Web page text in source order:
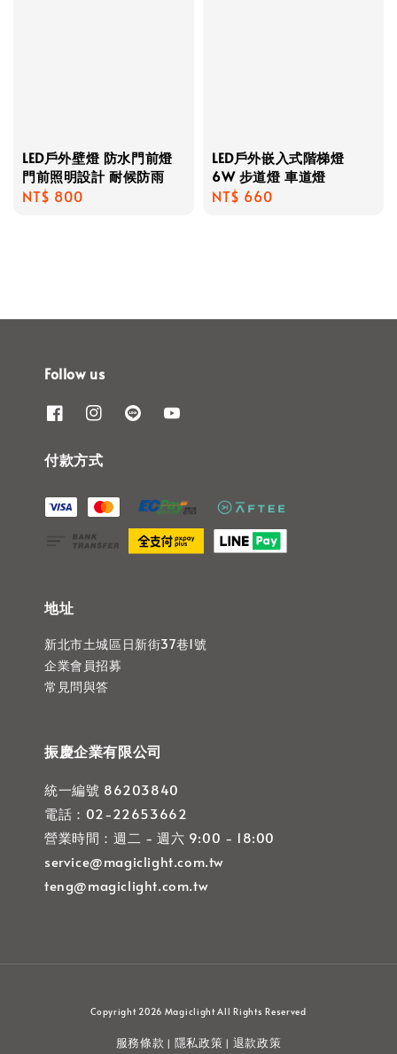
LED戶外壁燈 防水門前燈
門前照明設計 耐候防雨
Regular
NT$ 800
LED戶外嵌入式階梯燈
6W 步道燈 車道燈
Regular
NT$ 660
Follow us
付款方式
地址
新北市土城區日新街37巷1號
企業會員招募
常見問與答
振慶企業有限公司
統一編號 86203840
電話：02-22653662
營業時間：週二 - 週六 9:00 - 18:00
service@magiclight.com.tw
teng@magiclight.com.tw
Copyright 2026 Magiclight All Rights Reserved
服務條款 | 隱私政策 | 退款政策